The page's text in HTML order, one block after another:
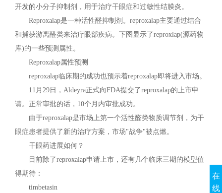
开发的小分子抑制剂，用于治疗干眼症和过敏性结膜炎。
Reproxalap是一种活性醛抑制剂。reproxalap主要通过结合
和捕获游离醛类来治疗眼部疾病。下图显示了reproxlap(源药物
库)的一些预测属性。
Reproxalap属性预测
reproxalap临床期的成功也预示着reproxalap即将进入市场。
11月29日，Aldeyra正式向FDA提交了reproxalap的上市申
请。正常审批的话，10个月内审批成功。
由于reproxalap是市场上第一个活性醛类物质调节剂，为干
眼症患者提供了新的治疗方案，市场"战争"被点燃。
干眼药进展如何？
目前除了reproxalap申请上市，还有几个临床三期的模型值
得期待：
timbetasin
在
线